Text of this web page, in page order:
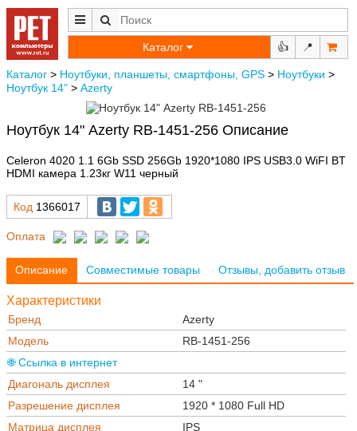
Каталог 👍 📍
Каталог > Ноутбуки, планшеты, смартфоны, GPS > Ноутбуки >
Ноутбук 14" > Azerty
Ноутбук 14" Azerty RB-1451-256 Описание
Celeron 4020 1.1 6Gb SSD 256Gb 1920*1080 IPS USB3.0 WiFI BT
HDMI камера 1.23кг W11 черный
Код 1366017
Оплата
Описание Совместимые товары Отзывы, добавить отзыв
Характеристики
Бренд
Azerty
Модель
RB-1451-256
🌐 Ссылка в интернет
Диагональ дисплея
14 "
Разрешение дисплея
1920 * 1080 Full HD
Матрица дисплея
IPS